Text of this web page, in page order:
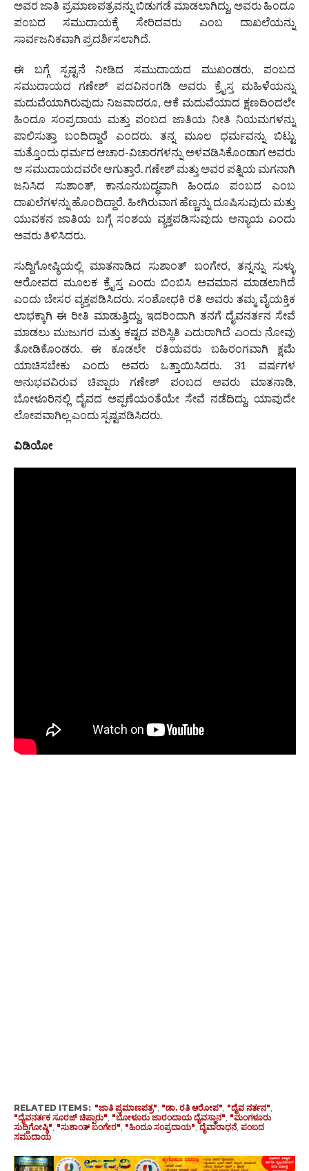
ಅವರ ಜಾತಿ ಪ್ರಮಾಣಪತ್ರವನ್ನು ಬಿಡುಗಡೆ ಮಾಡಲಾಗಿದ್ದು, ಅವರು ಹಿಂದೂ
ಪಂಬದ ಸಮುದಾಯಕ್ಕೆ ಸೇರಿದವರು ಎಂಬ ದಾಖಲೆಯನ್ನು
ಸಾರ್ವಜನಿಕವಾಗಿ ಪ್ರದರ್ಶಿಸಲಾಗಿದೆ.
ಈ ಬಗ್ಗೆ ಸ್ಪಷ್ಟನೆ ನೀಡಿದ ಸಮುದಾಯದ ಮುಖಂಡರು, ಪಂಬದ
ಸಮುದಾಯದ ಗಣೇಶ್ ಪದವಿನಂಗಡಿ ಅವರು ಕ್ರೈಸ್ತ ಮಹಿಳೆಯನ್ನು
ಮದುವೆಯಾಗಿರುವುದು ನಿಜವಾದರೂ, ಆಕೆ ಮದುವೆಯಾದ ಕ್ಷಣದಿಂದಲೇ
ಹಿಂದೂ ಸಂಪ್ರದಾಯ ಮತ್ತು ಪಂಬದ ಜಾತಿಯ ನೀತಿ ನಿಯಮಗಳನ್ನು
ಪಾಲಿಸುತ್ತಾ ಬಂದಿದ್ದಾರೆ ಎಂದರು. ತನ್ನ ಮೂಲ ಧರ್ಮವನ್ನು ಬಿಟ್ಟು
ಮತ್ತೊಂದು ಧರ್ಮದ ಆಚಾರ-ವಿಚಾರಗಳನ್ನು ಅಳವಡಿಸಿಕೊಂಡಾಗ ಅವರು
ಆ ಸಮುದಾಯದವರೇ ಆಗುತ್ತಾರೆ. ಗಣೇಶ್ ಮತ್ತು ಅವರ ಪತ್ನಿಯ ಮಗನಾಗಿ
ಜನಿಸಿದ ಸುಶಾಂತ್, ಕಾನೂನುಬದ್ಧವಾಗಿ ಹಿಂದೂ ಪಂಬದ ಎಂಬ
ದಾಖಲೆಗಳನ್ನು ಹೊಂದಿದ್ದಾರೆ. ಹೀಗಿರುವಾಗ ಹೆಣ್ಣನ್ನು ದೂಷಿಸುವುದು ಮತ್ತು
ಯುವಕನ ಜಾತಿಯ ಬಗ್ಗೆ ಸಂಶಯ ವ್ಯಕ್ತಪಡಿಸುವುದು ಅನ್ಯಾಯ ಎಂದು
ಅವರು ತಿಳಿಸಿದರು.
ಸುದ್ದಿಗೋಷ್ಠಿಯಲ್ಲಿ ಮಾತನಾಡಿದ ಸುಶಾಂತ್ ಬಂಗೇರ, ತನ್ನನ್ನು ಸುಳ್ಳು
ಆರೋಪದ ಮೂಲಕ ಕ್ರೈಸ್ತ ಎಂದು ಬಿಂಬಿಸಿ ಅವಮಾನ ಮಾಡಲಾಗಿದೆ
ಎಂದು ಬೇಸರ ವ್ಯಕ್ತಪಡಿಸಿದರು. ಸಂಶೋಧಕಿ ರತಿ ಅವರು ತಮ್ಮ ವೈಯಕ್ತಿಕ
ಲಾಭಕ್ಕಾಗಿ ಈ ರೀತಿ ಮಾಡುತ್ತಿದ್ದು, ಇದರಿಂದಾಗಿ ತನಗೆ ದೈವನರ್ತನ ಸೇವೆ
ಮಾಡಲು ಮುಜುಗರ ಮತ್ತು ಕಷ್ಟದ ಪರಿಸ್ಥಿತಿ ಎದುರಾಗಿದೆ ಎಂದು ನೋವು
ತೋಡಿಕೊಂಡರು. ಈ ಕೂಡಲೇ ರತಿಯವರು ಬಹಿರಂಗವಾಗಿ ಕ್ಷಮೆ
ಯಾಚಿಸಬೇಕು ಎಂದು ಅವರು ಒತ್ತಾಯಿಸಿದರು. 31 ವರ್ಷಗಳ
ಅನುಭವವಿರುವ ಚಿಪ್ಪಾರು ಗಣೇಶ್ ಪಂಬದ ಅವರು ಮಾತನಾಡಿ,
ಬೋಳೂರಿನಲ್ಲಿ ದೈವದ ಅಪ್ಪಣೆಯಂತೆಯೇ ಸೇವೆ ನಡೆದಿದ್ದು, ಯಾವುದೇ
ಲೋಪವಾಗಿಲ್ಲ ಎಂದು ಸ್ಪಷ್ಟಪಡಿಸಿದರು.
ವಿಡಿಯೋ
RELATED ITEMS: "ಜಾತಿ ಪ್ರಮಾಣಪತ್ರ", "ಡಾ. ರತಿ ಆರೋಪ", "ದೈವ ನರ್ತನ",
"ದೈವನರ್ತಕ ಸೂರಜ್ ಚಿಪ್ಪಾರು", "ಬೋಳೂರು ಜಾರಂದಾಯ ದೈವಸ್ಥಾನ", "ಮಂಗಳೂರು
ಸುದ್ದಿಗೋಷ್ಠಿ", "ಸುಶಾಂತ್ ಬಂಗೇರ", "ಹಿಂದೂ ಸಂಪ್ರದಾಯ",ದೈವಾರಾಧನೆ, ಪಂಬದ
ಸಮುದಾಯ